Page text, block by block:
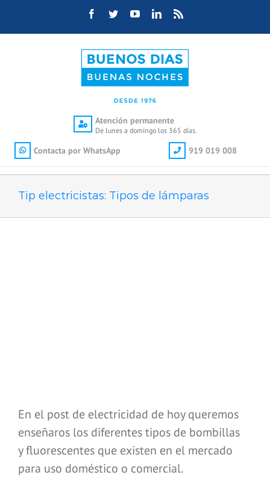
Facebook
TwitterYouTubeLinkedIn
Atención permanente
De lunes a domingo los 365 días.
Contacta por WhatsApp 919 019 008
Tip electricistas: Tipos de lámparas
En el post de electricidad de hoy queremos
enseñaros los diferentes tipos de bombillas
y fluorescentes que existen en el mercado
para uso doméstico o comercial.